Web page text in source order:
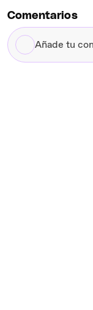
Comentarios
Añade
tu